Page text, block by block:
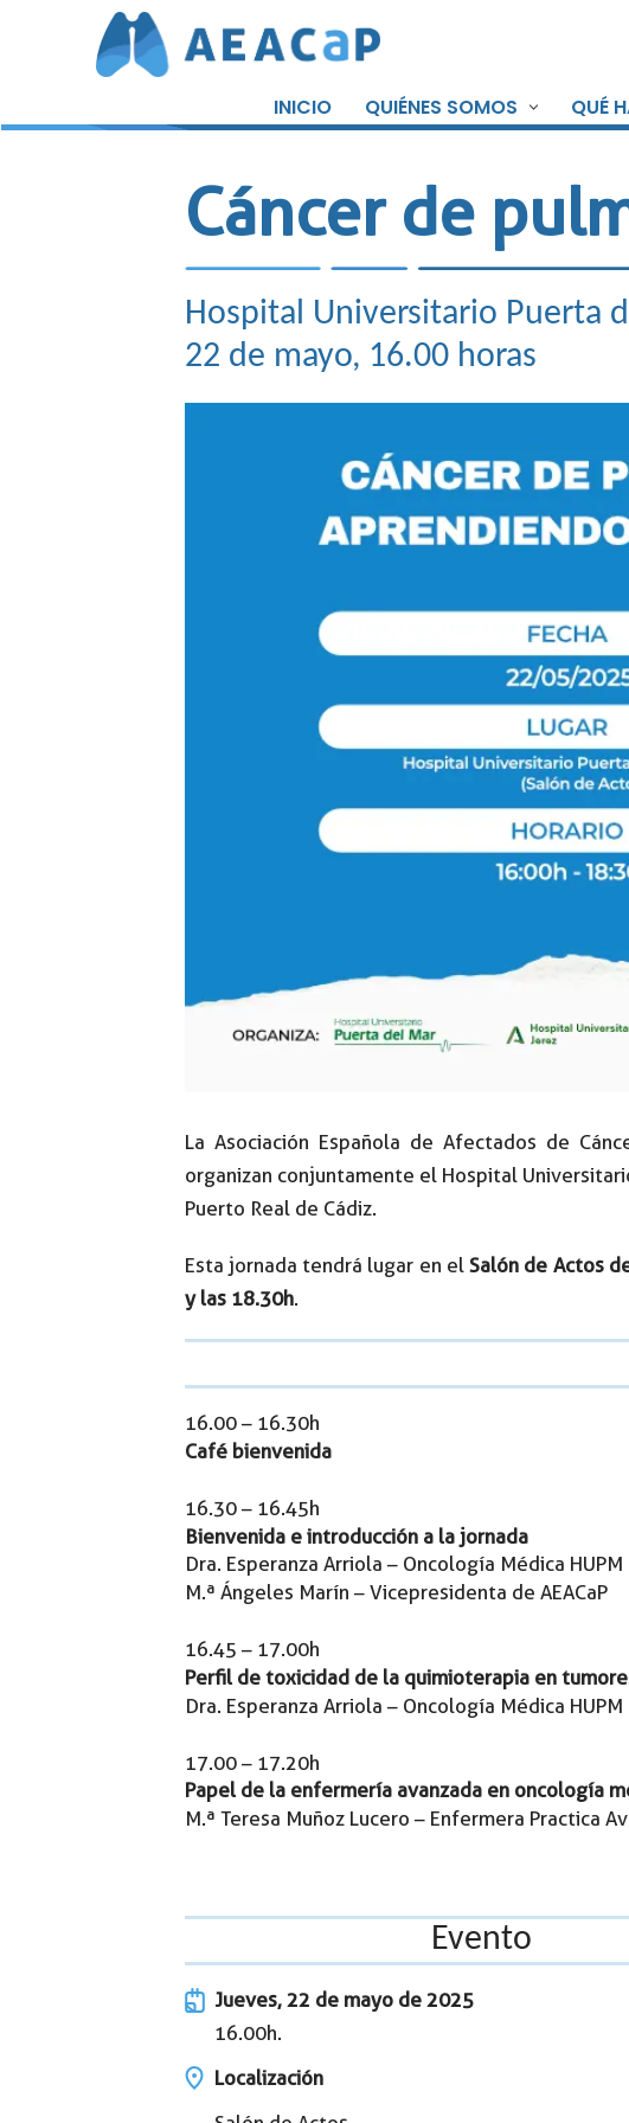
contenido
INICIO QUIÉNES SOMOS QUÉ
Cáncer de
Hospital Universitario Puerta
22 de mayo, 16.00 horas
La Asociación Española de Afectados de
organizan conjuntamente el Hospital
Puerto Real de Cádiz.
Esta jornada tendrá lugar en el Salón de Actos
y las 18.30h.
16.00 – 16.30h
Café bienvenida
16.30 – 16.45h
Bienvenida e introducción a la jornada
Dra. Esperanza Arriola – Oncología Médica HUPM
M.ª Ángeles Marín – Vicepresidenta de AEACaP
16.45 – 17.00h
Perfil de toxicidad de la quimioterapia en
Dra. Esperanza Arriola – Oncología Médica HUPM
17.00 – 17.20h
Papel de la enfermería avanzada en oncología
M.ª Teresa Muñoz Lucero – Enfermera Practica
Evento
Jueves, 22 de mayo de 2025
16.00h.
Localización